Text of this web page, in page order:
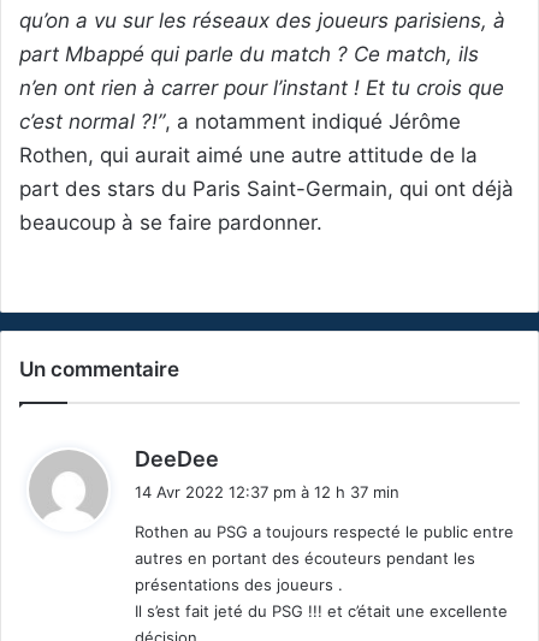
qu’on a vu sur les réseaux des joueurs parisiens, à
part Mbappé qui parle du match ? Ce match, ils
n’en ont rien à carrer pour l’instant ! Et tu crois que
c’est normal ?!”, a notamment indiqué Jérôme
Rothen, qui aurait aimé une autre attitude de la
part des stars du Paris Saint-Germain, qui ont déjà
beaucoup à se faire pardonner.
Un commentaire
DeeDee
:
14 Avr 2022 12:37 pm à 12 h 37 min
Rothen au PSG a toujours respecté le public entre
autres en portant des écouteurs pendant les
présentations des joueurs .
Il s’est fait jeté du PSG !!! et c’était une excellente
décision.